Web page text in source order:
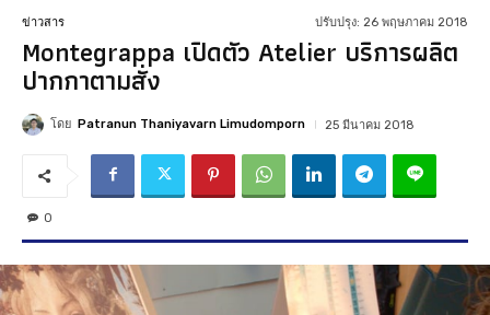
ข่าวสาร ปรับปรุง: 26 พฤษภาคม 2018
Montegrappa เปิดตัว Atelier บริการผลิต
ปากกาตามสั่ง
โดย Patranun Thaniyavarn Limudomporn 25 มีนาคม 2018
0